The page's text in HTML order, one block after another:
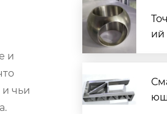
и
и чьи
ий